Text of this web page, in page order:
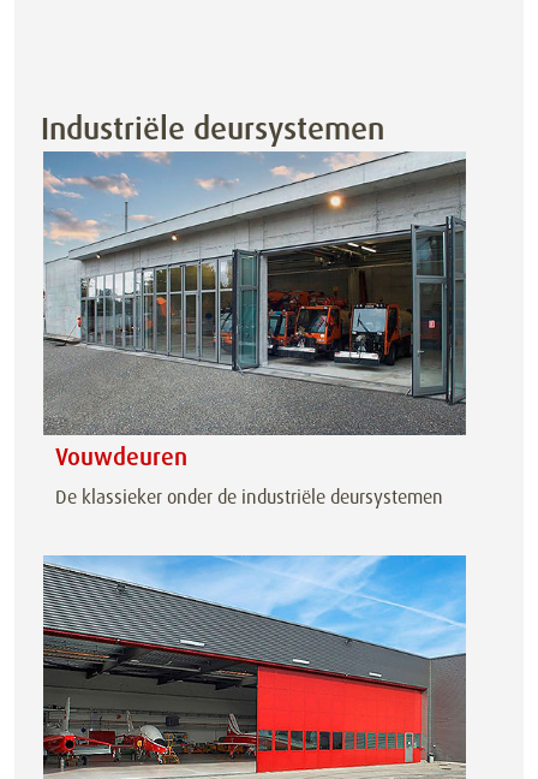
Industriële deursystemen
Vouwdeuren
De klassieker onder de industriële deursystemen